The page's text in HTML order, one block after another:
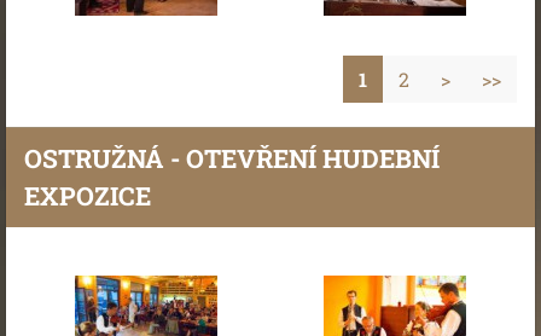
1 2 > >>
OSTRUŽNÁ - OTEVŘENÍ HUDEBNÍ
EXPOZICE